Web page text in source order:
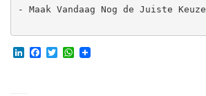
- Maak Vandaag Nog de Juiste Keuze
LinkedIn
Facebook
TwitterWhatsApp